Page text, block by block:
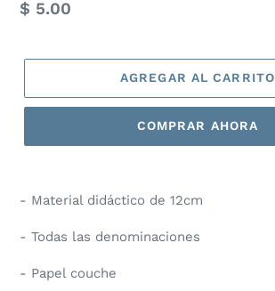
Precio
$ 5.00
AGREGAR AL CARRITO
COMPRAR AHORA
- Material didáctico de 12cm
- Todas las denominaciones
- Papel couche